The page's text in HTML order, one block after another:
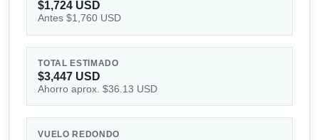
$1,724 USD
Antes $1,760 USD
TOTAL ESTIMADO
$3,447 USD
Ahorro aprox. $36.13 USD
VUELO REDONDO